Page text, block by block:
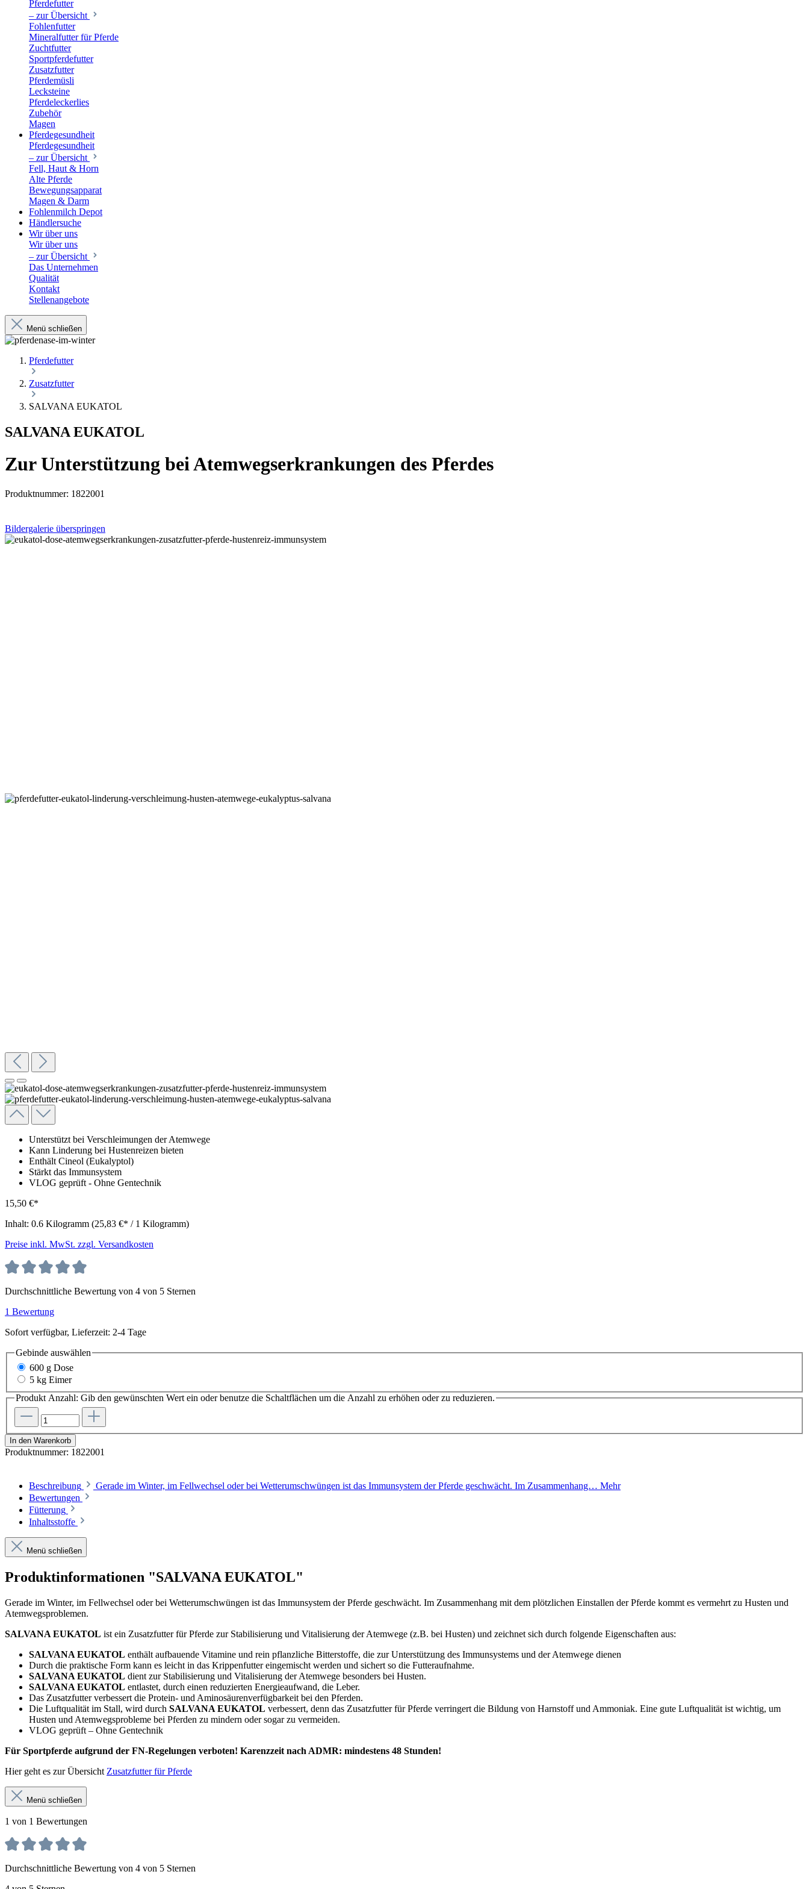
Pferdefutter
– zur Übersicht
Fohlenfutter
Mineralfutter für Pferde
Zuchtfutter
Sportpferdefutter
Zusatzfutter
Pferdemüsli
Lecksteine
Pferdeleckerlies
Zubehör
Magen
Pferdegesundheit
Pferdegesundheit
– zur Übersicht
Fell, Haut & Horn
Alte Pferde
Bewegungsapparat
Magen & Darm
Fohlenmilch Depot
Händlersuche
Wir über uns
Wir über uns
– zur Übersicht
Das Unternehmen
Qualität
Kontakt
Stellenangebote
Menü schließen
Pferdefutter
Zusatzfutter
SALVANA EUKATOL
SALVANA EUKATOL
Zur Unterstützung bei Atemwegserkrankungen des Pferdes
Produktnummer: 1822001
Bildergalerie überspringen
Unterstützt bei Verschleimungen der Atemwege
Kann Linderung bei Hustenreizen bieten
Enthält Cineol (Eukalyptol)
Stärkt das Immunsystem
VLOG geprüft - Ohne Gentechnik
15,50 €*
Inhalt: 0.6 Kilogramm (25,83 €* / 1 Kilogramm)
Preise inkl. MwSt. zzgl. Versandkosten
Durchschnittliche Bewertung von 4 von 5 Sternen
1 Bewertung
Sofort verfügbar, Lieferzeit: 2-4 Tage
Gebinde auswählen
600 g Dose
5 kg Eimer
Produkt Anzahl: Gib den gewünschten Wert ein oder benutze die Schaltflächen um die Anzahl zu erhöhen oder zu reduzieren.
In den Warenkorb
Produktnummer: 1822001
Beschreibung Gerade im Winter, im Fellwechsel oder bei Wetterumschwüngen ist das Immunsystem der Pferde geschwächt. Im Zusammenhang… Mehr
Bewertungen
Fütterung
Inhaltsstoffe
Menü schließen
Produktinformationen "SALVANA EUKATOL"
Gerade im Winter, im Fellwechsel oder bei Wetterumschwüngen ist das Immunsystem der Pferde geschwächt. Im Zusammenhang mit dem plötzlichen Einstallen der Pferde kommt es vermehrt zu Husten und
Atemwegsproblemen.
SALVANA EUKATOL ist ein Zusatzfutter für Pferde zur Stabilisierung und Vitalisierung der Atemwege (z.B. bei Husten) und zeichnet sich durch folgende Eigenschaften aus:
SALVANA EUKATOL enthält aufbauende Vitamine und rein pflanzliche Bitterstoffe, die zur Unterstützung des Immunsystems und der Atemwege dienen
Durch die praktische Form kann es leicht in das Krippenfutter eingemischt werden und sichert so die Futteraufnahme.
SALVANA EUKATOL dient zur Stabilisierung und Vitalisierung der Atemwege besonders bei Husten.
SALVANA EUKATOL entlastet, durch einen reduzierten Energieaufwand, die Leber.
Das Zusatzfutter verbessert die Protein- und Aminosäurenverfügbarkeit bei den Pferden.
Die Luftqualität im Stall, wird durch SALVANA EUKATOL verbessert, denn das Zusatzfutter für Pferde verringert die Bildung von Harnstoff und Ammoniak. Eine gute Luftqualität ist wichtig, um
Husten und Atemwegsprobleme bei Pferden zu mindern oder sogar zu vermeiden.
VLOG geprüft – Ohne Gentechnik
Für Sportpferde aufgrund der FN-Regelungen verboten! Karenzzeit nach ADMR: mindestens 48 Stunden!
Hier geht es zur Übersicht Zusatzfutter für Pferde
Menü schließen
1 von 1 Bewertungen
Durchschnittliche Bewertung von 4 von 5 Sternen